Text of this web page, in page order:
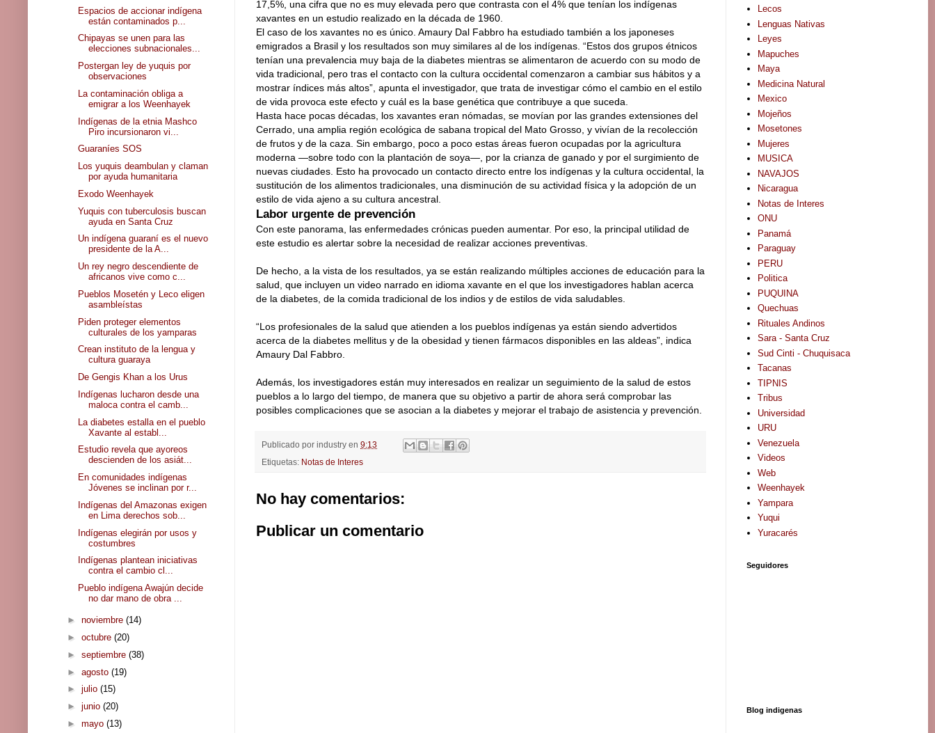
17,5%, una cifra que no es muy elevada pero que contrasta con el 4% que tenían los indígenas
xavantes en un estudio realizado en la década de 1960.
El caso de los xavantes no es único. Amaury Dal Fabbro ha estudiado también a los japoneses
emigrados a Brasil y los resultados son muy similares al de los indígenas. “Estos dos grupos étnicos
tenían una prevalencia muy baja de la diabetes mientras se alimentaron de acuerdo con su modo de
vida tradicional, pero tras el contacto con la cultura occidental comenzaron a cambiar sus hábitos y a
mostrar índices más altos”, apunta el investigador, que trata de investigar cómo el cambio en el estilo
de vida provoca este efecto y cuál es la base genética que contribuye a que suceda.
Hasta hace pocas décadas, los xavantes eran nómadas, se movían por las grandes extensiones del
Cerrado, una amplia región ecológica de sabana tropical del Mato Grosso, y vivían de la recolección
de frutos y de la caza. Sin embargo, poco a poco estas áreas fueron ocupadas por la agricultura
moderna —sobre todo con la plantación de soya—, por la crianza de ganado y por el surgimiento de
nuevas ciudades. Esto ha provocado un contacto directo entre los indígenas y la cultura occidental, la
sustitución de los alimentos tradicionales, una disminución de su actividad física y la adopción de un
estilo de vida ajeno a su cultura ancestral.
Labor urgente de prevención
Con este panorama, las enfermedades crónicas pueden aumentar. Por eso, la principal utilidad de
este estudio es alertar sobre la necesidad de realizar acciones preventivas.
De hecho, a la vista de los resultados, ya se están realizando múltiples acciones de educación para la
salud, que incluyen un video narrado en idioma xavante en el que los investigadores hablan acerca
de la diabetes, de la comida tradicional de los indios y de estilos de vida saludables.
“Los profesionales de la salud que atienden a los pueblos indígenas ya están siendo advertidos
acerca de la diabetes mellitus y de la obesidad y tienen fármacos disponibles en las aldeas”, indica
Amaury Dal Fabbro.
Además, los investigadores están muy interesados en realizar un seguimiento de la salud de estos
pueblos a lo largo del tiempo, de manera que su objetivo a partir de ahora será comprobar las
posibles complicaciones que se asocian a la diabetes y mejorar el trabajo de asistencia y prevención.
Publicado por industry en 9:13
Etiquetas: Notas de Interes
No hay comentarios:
Publicar un comentario
Espacios de accionar indígena
están contaminados p...
Chipayas se unen para las
elecciones subnacionales...
Postergan ley de yuquis por
observaciones
La contaminación obliga a
emigrar a los Weenhayek
Indígenas de la etnia Mashco
Piro incursionaron vi...
Guaraníes SOS
Los yuquis deambulan y claman
por ayuda humanitaria
Exodo Weenhayek
Yuquis con tuberculosis buscan
ayuda en Santa Cruz
Un indígena guaraní es el nuevo
presidente de la A...
Un rey negro descendiente de
africanos vive como c...
Pueblos Mosetén y Leco eligen
asambleístas
Piden proteger elementos
culturales de los yamparas
Crean instituto de la lengua y
cultura guaraya
De Gengis Khan a los Urus
Indígenas lucharon desde una
maloca contra el camb...
La diabetes estalla en el pueblo
Xavante al establ...
Estudio revela que ayoreos
descienden de los asiát...
En comunidades indígenas
Jóvenes se inclinan por r...
Indígenas del Amazonas exigen
en Lima derechos sob...
Indígenas elegirán por usos y
costumbres
Indígenas plantean iniciativas
contra el cambio cl...
Pueblo indígena Awajún decide
no dar mano de obra ...
► noviembre (14)
► octubre (20)
► septiembre (38)
► agosto (19)
► julio (15)
► junio (20)
► mayo (13)
Lecos
Lenguas Nativas
Leyes
Mapuches
Maya
Medicina Natural
Mexico
Mojeños
Mosetones
Mujeres
MUSICA
NAVAJOS
Nicaragua
Notas de Interes
ONU
Panamá
Paraguay
PERU
Politica
PUQUINA
Quechuas
Rituales Andinos
Sara - Santa Cruz
Sud Cinti - Chuquisaca
Tacanas
TIPNIS
Tribus
Universidad
URU
Venezuela
Videos
Web
Weenhayek
Yampara
Yuqui
Yuracarés
Seguidores
Blog indigenas